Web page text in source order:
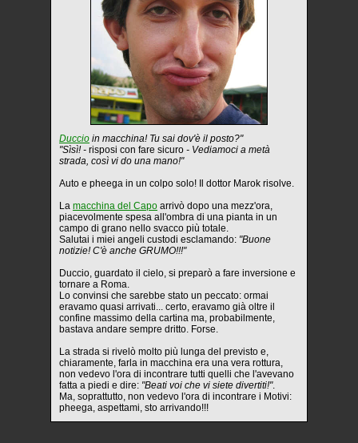
Duccio in macchina! Tu sai dov'è il posto?"
"Sìsì! - risposi con fare sicuro - Vediamoci a metà
strada, così vi do una mano!"
Auto e pheega in un colpo solo! Il dottor Marok risolve.
La macchina del Capo arrivò dopo una mezz'ora,
piacevolmente spesa all'ombra di una pianta in un
campo di grano nello svacco più totale.
Salutai i miei angeli custodi esclamando: "Buone
notizie! C'è anche GRUMO!!!"
Duccio, guardato il cielo, si preparò a fare inversione e
tornare a Roma.
Lo convinsi che sarebbe stato un peccato: ormai
eravamo quasi arrivati... certo, eravamo già oltre il
confine massimo della cartina ma, probabilmente,
bastava andare sempre dritto. Forse.
La strada si rivelò molto più lunga del previsto e,
chiaramente, farla in macchina era una vera rottura,
non vedevo l'ora di incontrare tutti quelli che l'avevano
fatta a piedi e dire: "Beati voi che vi siete divertiti!".
Ma, soprattutto, non vedevo l'ora di incontrare i Motivi:
pheega, aspettami, sto arrivando!!!